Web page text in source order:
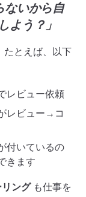
ないから自
よう？」
たとえば、以下
レビュー依頼
レビュー→コ
付いているの
きます
ングも仕事を